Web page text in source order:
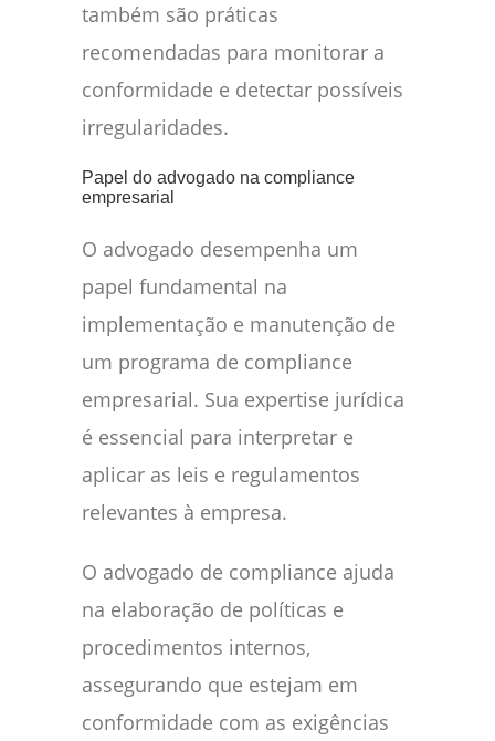
também são práticas
recomendadas para monitorar a
conformidade e detectar possíveis
irregularidades.
Papel do advogado na compliance
empresarial
O advogado desempenha um
papel fundamental na
implementação e manutenção de
um programa de compliance
empresarial. Sua expertise jurídica
é essencial para interpretar e
aplicar as leis e regulamentos
relevantes à empresa.
O advogado de compliance ajuda
na elaboração de políticas e
procedimentos internos,
assegurando que estejam em
conformidade com as exigências